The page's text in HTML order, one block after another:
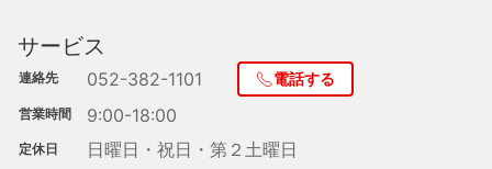
サービス
連絡先 052-382-1101 電話する
営業時間 9:00-18:00
定休日 日曜日・祝日・第２土曜日